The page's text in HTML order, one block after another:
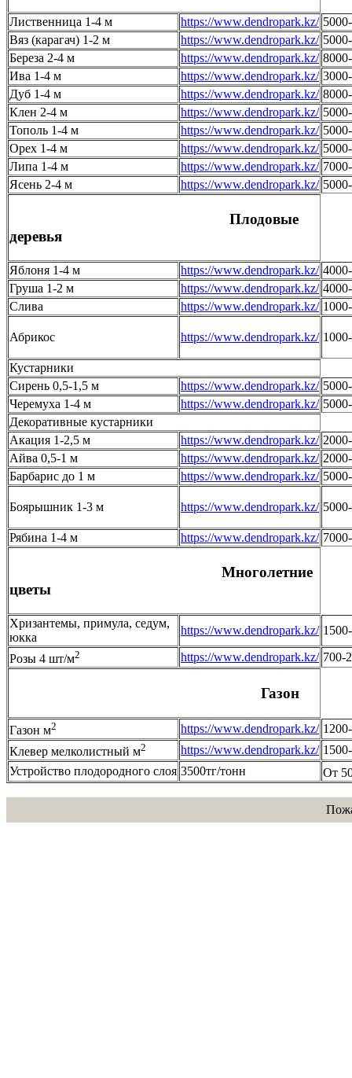
Лиственница 1-4 м https://www.dendropark.kz/
Вяз (карагач) 1-2 м
https://www.dendropark.kz/
Береза 2-4 м
https://www.dendropark.kz/
Ива 1-4 м
https://www.dendropark.kz/
Дуб 1-4 м
https://www.dendropark.kz/
Клен 2-4 м
https://www.dendropark.kz/
Тополь 1-4 м
https://www.dendropark.kz/
Орех 1-4 м
https://www.dendropark.kz/
Липа 1-4 м
https://www.dendropark.kz/
Ясень 2-4 м
https://www.dendropark.kz/
Плодовые
деревья
Яблоня 1-4 м https://www.dendropark.kz/
Груша 1-2 м
https://www.dendropark.kz/
Слива
https://www.dendropark.kz/
Абрикос https://www.dendropark.kz/
Кустарники
Сирень 0,5-1,5 м
https://www.dendropark.kz/
Черемуха 1-4 м
https://www.dendropark.kz/
Декоративные кустарники
Акация 1-2,5 м
https://www.dendropark.kz/
Айва 0,5-1 м
https://www.dendropark.kz/
Барбарис до 1 м
https://www.dendropark.kz/
Боярышник 1-3 м https://www.dendropark.kz/
Рябина 1-4 м https://www.dendropark.kz/
Многолетние
цветы
Хризантемы, примула, седум,
юкка
https://www.dendropark.kz/
Розы 4 шт/м2 https://www.dendropark.kz/ 700-
Газон
Газон м2 https://www.dendropark.kz/
Клевер мелколистный м2 https://www.dendropark.kz/
Устройство плодородного слоя 3500тг/тонн От